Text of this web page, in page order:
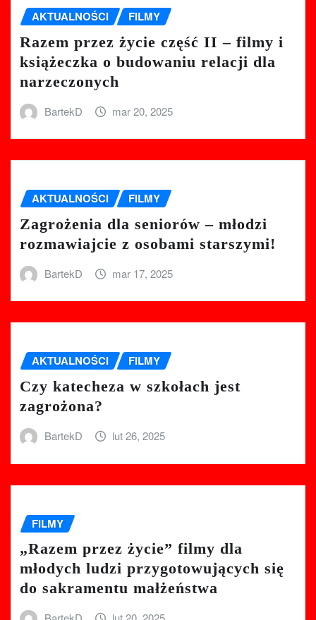
AKTUALNOŚCI FILMY
Razem przez życie część II – filmy i
książeczka o budowaniu relacji dla
narzeczonych
BartekD mar 20, 2025
AKTUALNOŚCI FILMY
Zagrożenia dla seniorów – młodzi
rozmawiajcie z osobami starszymi!
BartekD mar 17, 2025
AKTUALNOŚCI FILMY
Czy katecheza w szkołach jest
zagrożona?
BartekD lut 26, 2025
FILMY
„Razem przez życie” filmy dla
młodych ludzi przygotowujących się
do sakramentu małżeństwa